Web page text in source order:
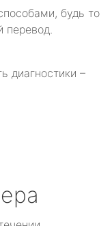
будь то
перевод.
диагностики –